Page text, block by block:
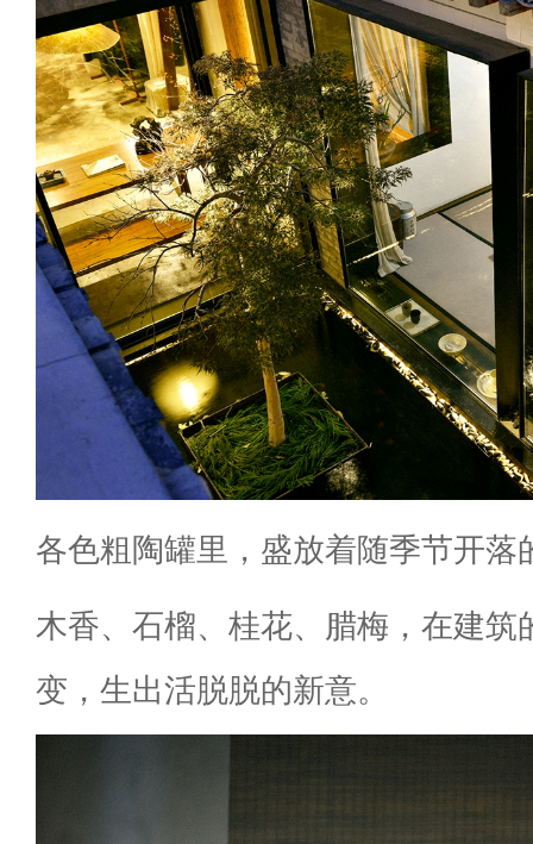
各色粗陶罐里，盛放着随季节开落
木香、石榴、桂花、腊梅，在建筑
变，生出活脱脱的新意。